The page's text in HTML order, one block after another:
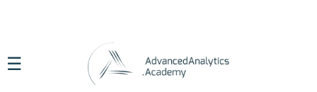
☰